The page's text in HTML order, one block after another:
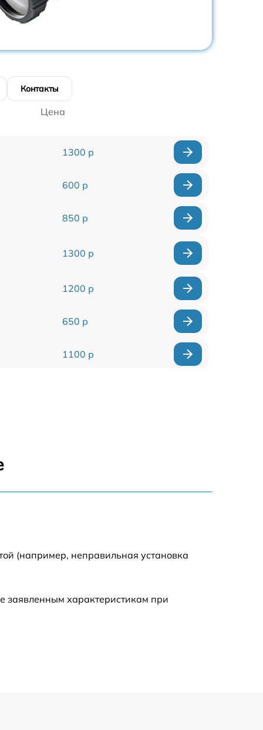
Контакты
Цена
1300 р
600 р
850 р
1300 р
1200 р
650 р
1100 р
450 р
(например, неправильная установка
заявленным характеристикам при